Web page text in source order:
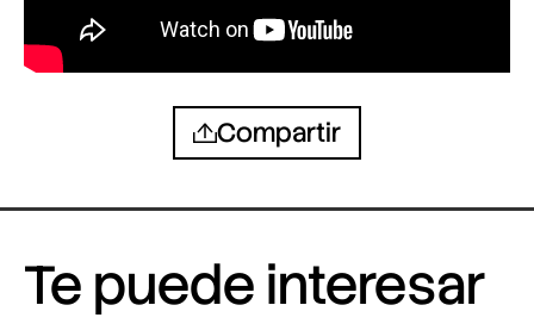
Compartir
Te puede interesar